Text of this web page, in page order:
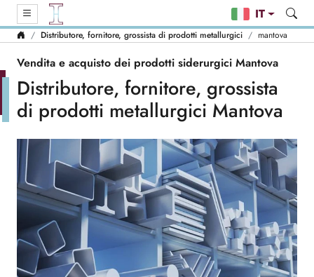
IT
Distributore, fornitore, grossista di prodotti metallurgici mantova
Vendita e acquisto dei prodotti siderurgici Mantova
Distributore, fornitore, grossista
di prodotti metallurgici Mantova